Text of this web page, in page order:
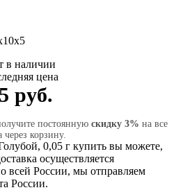
в наличии
цена
руб.
постоянную скидку 3% на все
корзину.
0,05 г купить вы можете,
осуществляется
всей России, мы отправляем
России.